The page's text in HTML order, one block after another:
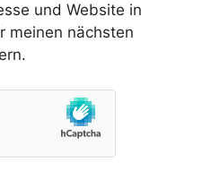
und Website in
meinen nächsten